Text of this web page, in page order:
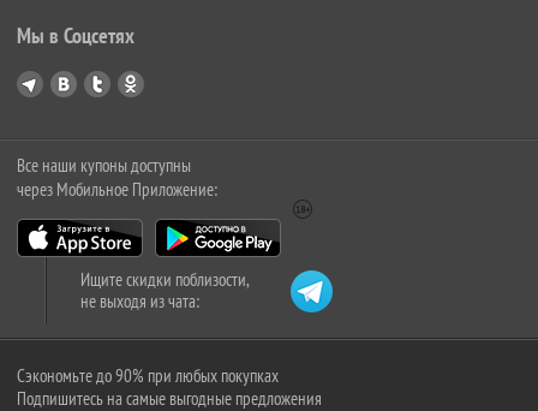
Мы в Соцсетях
Все наши купоны доступны
через Мобильное Приложение:
Ищите скидки поблизости,
не выходя из чата:
Сэкономьте до 90% при любых покупках
Подпишитесь на самые выгодные предложения